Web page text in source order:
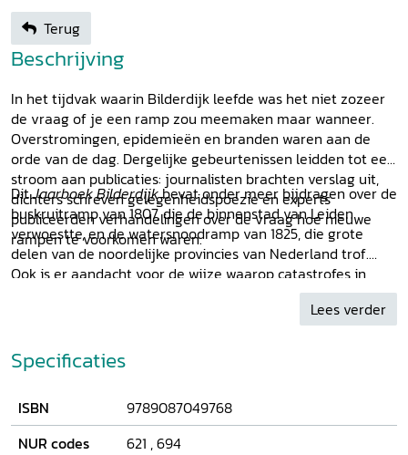
Terug
Beschrijving
In het tijdvak waarin Bilderdijk leefde was het niet zozeer
de vraag of je een ramp zou meemaken maar wanneer.
Overstromingen, epidemieën en branden waren aan de
orde van de dag. Dergelijke gebeurtenissen leidden tot een
stroom aan publicaties: journalisten brachten verslag uit,
dichters schreven gelegenheidspoëzie en experts
publiceerden verhandelingen over de vraag hoe nieuwe
rampen te voorkomen waren.
DitJaarboek Bilderdijkbevat onder meer bijdragen over de
buskruitramp van 1807, die de binnenstad van Leiden
verwoestte, en de watersnoodramp van 1825, die grote
delen van de noordelijke provincies van Nederland trof.
Ook is er aandacht voor de wijze waarop catastrofes in
Lees verder
Specificaties
ISBN
9789087049768
NUR codes
621 ,694